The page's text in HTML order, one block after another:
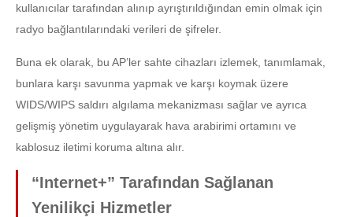
kullanıcılar tarafından alınıp ayrıştırıldığından emin olmak için
radyo bağlantılarındaki verileri de şifreler.
Buna ek olarak, bu AP’ler sahte cihazları izlemek, tanımlamak,
bunlara karşı savunma yapmak ve karşı koymak üzere
WIDS/WIPS saldırı algılama mekanizması sağlar ve ayrıca
gelişmiş yönetim uygulayarak hava arabirimi ortamını ve
kablosuz iletimi koruma altına alır.
“Internet+” Tarafından Sağlanan
Yenilikçi Hizmetler